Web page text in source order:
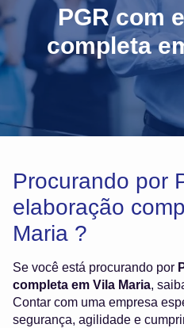
PGR com
completa
Procurando por
elaboração
Maria ?
Se você está procurando por
completa em Vila Maria,
Contar com uma empresa
segurança, agilidade e